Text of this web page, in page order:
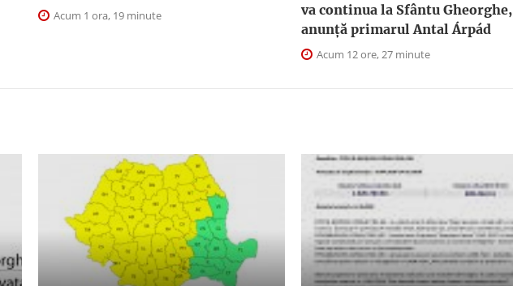
Acum 1 ora, 19 minute
va continua la Sfântu Gheorghe,
anunţă primarul Antal Árpád
Acum 12 ore, 27 minute